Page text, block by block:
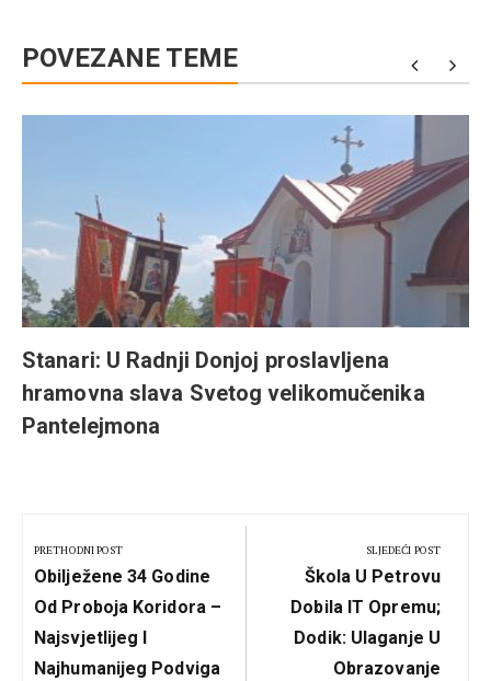
POVEZANE TEME
Stanari: U Radnji Donjoj proslavljena
hramovna slava Svetog velikomučenika
Pantelejmona
članka
PRETHODNI POST
Previous
Post:
Obilježene 34 Godine
Od Proboja Koridora –
Najsvjetlijeg I
Najhumanijeg Podviga
SLJEDEĆI POST
Next
Post:
Škola U Petrovu
Dobila IT Opremu;
Dodik: Ulaganje U
Obrazovanje